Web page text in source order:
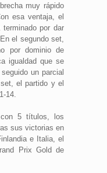
muy rápido
esa ventaja, el
por dar
En el segundo set,
por dominio de
igualdad que se
un parcial
el partido y el
14.
5 títulos, los
sus victorias en
e Italia, el
Prix Gold de